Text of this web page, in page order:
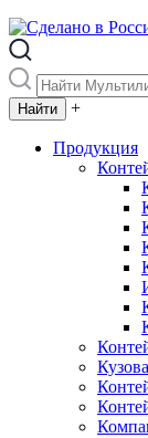
+
Продукция